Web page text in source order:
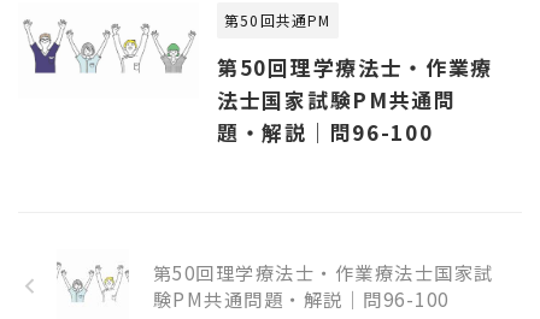
第50回共通PM
第50回理学療法士・作業療
法士国家試験PM共通問
題・解説｜問96-100
第50回理学療法士・作業療法士国家試
験PM共通問題・解説｜問96-100